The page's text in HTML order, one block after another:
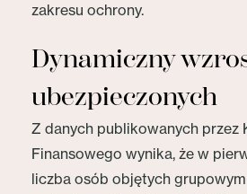
zakresu ochrony.
Dynamiczny
ubezpieczonych
Z danych publikowanych przez
Finansowego wynika, że w
liczba osób objętych